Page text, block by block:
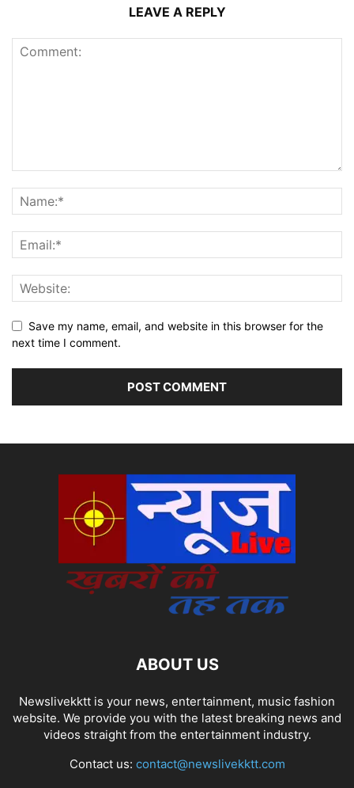
LEAVE A REPLY
Save my name, email, and website in this browser for the
next time I comment.
ABOUT US
Newslivekktt is your news, entertainment, music fashion
website. We provide you with the latest breaking news and
videos straight from the entertainment industry.
Contact us: contact@newslivekktt.com